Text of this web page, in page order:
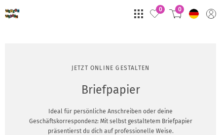
0 0
JETZT ONLINE GESTALTEN
Briefpapier
Ideal für persönliche Anschreiben oder deine
Geschäftskorrespondenz: Mit selbst gestaltetem Briefpapier
präsentierst du dich auf professionelle Weise.